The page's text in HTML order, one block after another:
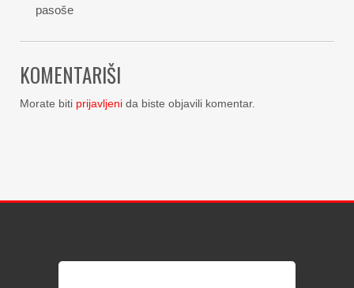
pasoše
KOMENTARIŠI
Morate biti prijavljeni da biste objavili komentar.